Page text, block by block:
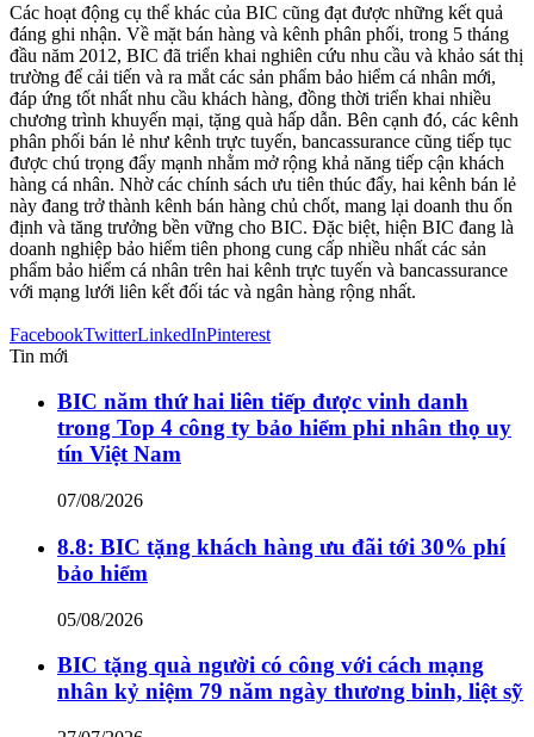
Các hoạt động cụ thể khác của BIC cũng đạt được những kết quả
đáng ghi nhận. Về mặt bán hàng và kênh phân phối, trong 5 tháng
đầu năm 2012, BIC đã triển khai nghiên cứu nhu cầu và khảo sát thị
trường để cải tiến và ra mắt các sản phẩm bảo hiểm cá nhân mới,
đáp ứng tốt nhất nhu cầu khách hàng, đồng thời triển khai nhiều
chương trình khuyến mại, tặng quà hấp dẫn. Bên cạnh đó, các kênh
phân phối bán lẻ như kênh trực tuyến, bancassurance cũng tiếp tục
được chú trọng đẩy mạnh nhằm mở rộng khả năng tiếp cận khách
hàng cá nhân. Nhờ các chính sách ưu tiên thúc đẩy, hai kênh bán lẻ
này đang trở thành kênh bán hàng chủ chốt, mang lại doanh thu ổn
định và tăng trưởng bền vững cho BIC. Đặc biệt, hiện BIC đang là
doanh nghiệp bảo hiểm tiên phong cung cấp nhiều nhất các sản
phẩm bảo hiểm cá nhân trên hai kênh trực tuyến và bancassurance
với mạng lưới liên kết đối tác và ngân hàng rộng nhất.
FacebookTwitterLinkedInPinterest
Tin mới
BIC năm thứ hai liên tiếp được vinh danh
trong Top 4 công ty bảo hiểm phi nhân thọ uy
tín Việt Nam
07/08/2026
8.8: BIC tặng khách hàng ưu đãi tới 30% phí
bảo hiểm
05/08/2026
BIC tặng quà người có công với cách mạng
nhân kỷ niệm 79 năm ngày thương binh, liệt sỹ